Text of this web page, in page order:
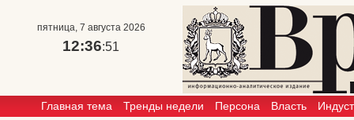
пятница, 7 августа 2026
12:36:51
Главная тема Тренды недели Персона Власть